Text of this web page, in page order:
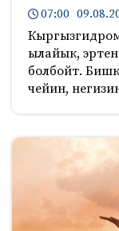
07:00
ылайык,
болбойт.
чейин,